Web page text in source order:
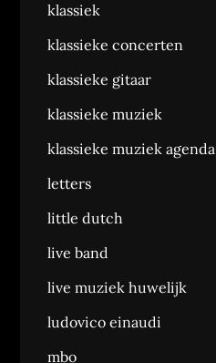
klassiek
klassieke concerten
klassieke gitaar
klassieke muziek
klassieke muziek agenda
letters
little dutch
live band
live muziek huwelijk
ludovico einaudi
mbo